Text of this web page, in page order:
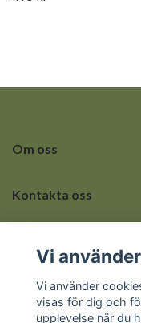
Om oss
Kontakta oss
Sociala medier
Vi
Vi använder
visas för dig och
upplevelse när du